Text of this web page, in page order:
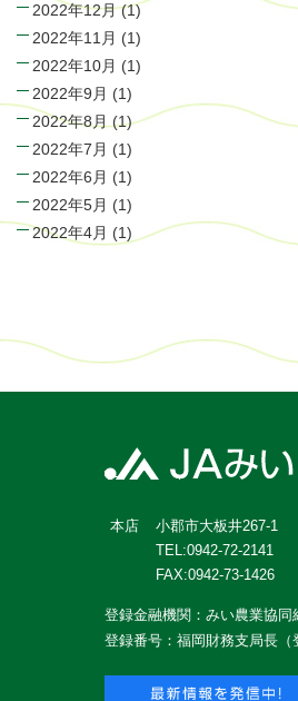
2022年12月(1)
2022年11月 (1)
2022年10月 (1)
2022年9月 (1)
2022年8月 (1)
2022年7月 (1)
2022年6月 (1)
2022年5月 (1)
2022年4月 (1)
本店
小郡市大板井267-1
TEL:0942-72-2141
FAX:0942-73-1426
登録金融機関：みい農業協同
登録番号：福岡財務支局長（